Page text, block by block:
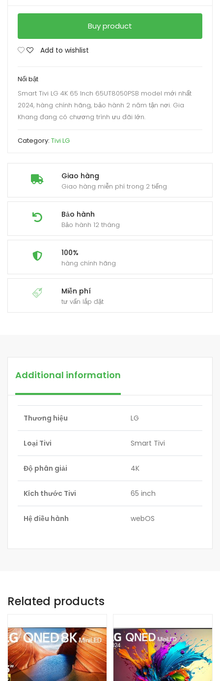
Giao hàng
Giao hàng miễn phí trong 2 tiếng
Bảo hành
Bảo hành 12 tháng
100%
hàng chính hãng
Miễn phí
tư vấn lắp đặt
Buy product
Add to wishlist
Nổi bật
Smart Tivi LG 4K 65 Inch 65UT8050PSB model mới nhất
2024, hàng chính hãng, bảo hành 2 năm tận nơi. Gia
Khang đang có chương trình ưu đãi lớn.
Category: Tivi LG
Additional information
Thương hiệu LG
Loại Tivi Smart Tivi
Độ phân giải 4K
Kích thước Tivi 65 inch
Hệ điều hành webOS
Related products